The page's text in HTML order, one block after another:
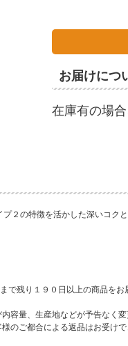
お届けにつ
在庫有の場
２の特徴を活かした深いコ
で残り１９０日以上の商品をお
容量、生産地などが予告なく
のご都合による返品はお受け